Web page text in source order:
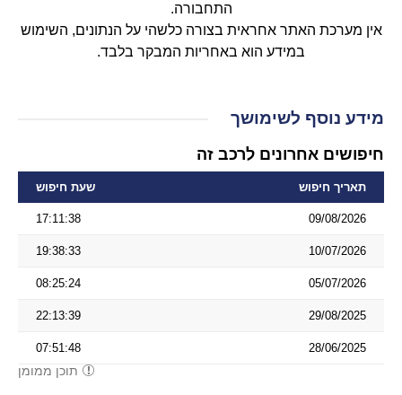
התחבורה.
אין מערכת האתר אחראית בצורה כלשהי על הנתונים, השימוש
במידע הוא באחריות המבקר בלבד.
מידע נוסף לשימושך
חיפושים אחרונים לרכב זה
תאריך חיפוש שעת חיפוש
09/08/2026
17:11:38
10/07/2026
19:38:33
05/07/2026
08:25:24
29/08/2025
22:13:39
28/06/2025
07:51:48
תוכן ממומן